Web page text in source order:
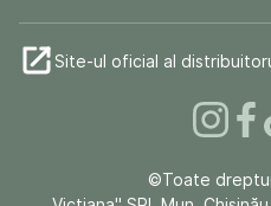
Site-ul oficial al
©Toate